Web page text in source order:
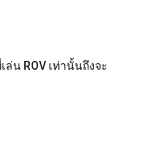
น ROV เท่านั้นถึงจะ